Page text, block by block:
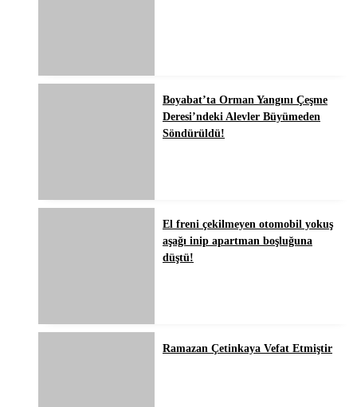
Boyabat’ta Orman Yangını Çeşme
Deresi’ndeki Alevler Büyümeden
Söndürüldü!
El freni çekilmeyen otomobil yokuş
aşağı inip apartman boşluğuna
düştü!
Ramazan Çetinkaya Vefat Etmiştir